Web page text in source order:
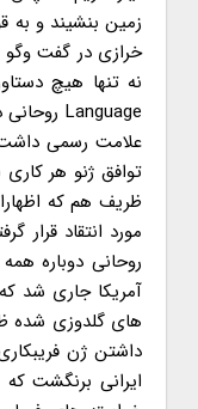
زمین بنشیند و به
علامت رسمی
توافق ژنو هر
ظریف هم که
مورد انتقاد
روحانی دوباره
آمریکا جاری شد
های گلدوزی شده
داشتن ژن
ایرانی برنگشت